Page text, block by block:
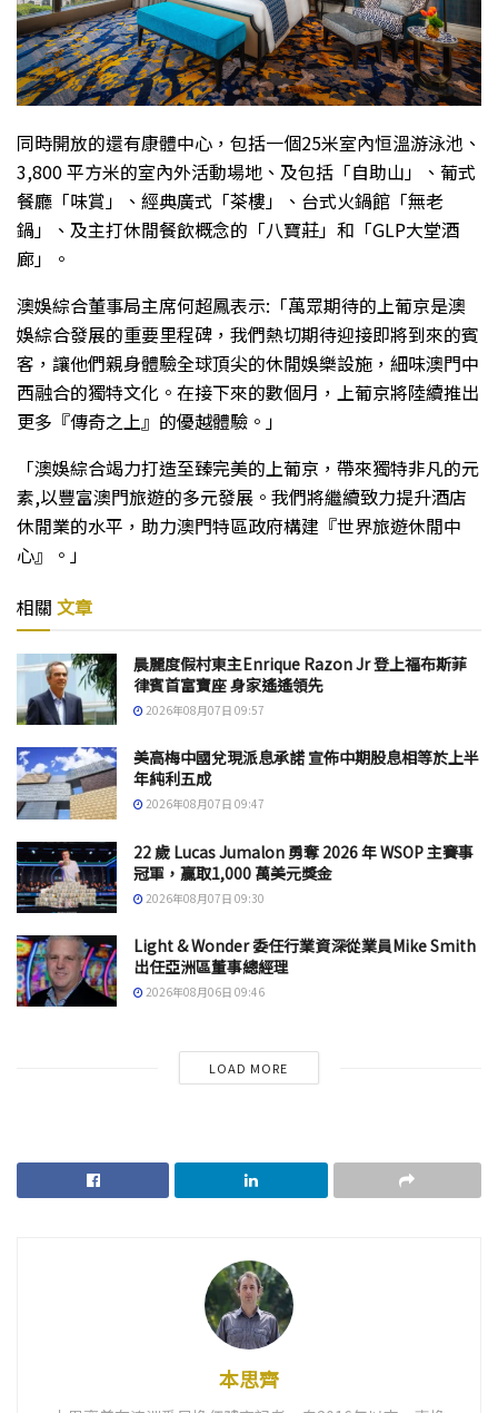
同時開放的還有康體中心，包括一個25米室內恒溫游泳池、
3,800 平方米的室內外活動場地、及包括「自助山」、葡式
餐廳「味賞」、經典廣式「茶樓」、台式火鍋館「無老
鍋」、及主打休閒餐飲概念的「八寶莊」和「GLP大堂酒
廊」。
澳娛綜合董事局主席何超鳳表示:「萬眾期待的上葡京是澳
娛綜合發展的重要里程碑，我們熱切期待迎接即將到來的賓
客，讓他們親身體驗全球頂尖的休閒娛樂設施，細味澳門中
西融合的獨特文化。在接下來的數個月，上葡京將陸續推出
更多『傳奇之上』的優越體驗。」
「澳娛綜合竭力打造至臻完美的上葡京，帶來獨特非凡的元
素,以豐富澳門旅遊的多元發展。我們將繼續致力提升酒店
休閒業的水平，助力澳門特區政府構建『世界旅遊休閒中
心』。」
相關 文章
晨麗度假村東主Enrique Razon Jr 登上福布斯菲
律賓首富寶座 身家遙遙領先
2026年08月07日 09:57
美高梅中國兌現派息承諾 宣佈中期股息相等於上半
年純利五成
2026年08月07日 09:47
22 歲 Lucas Jumalon 勇奪 2026 年 WSOP 主賽事
冠軍，贏取1,000 萬美元獎金
2026年08月07日 09:30
Light & Wonder 委任行業資深從業員Mike Smith
出任亞洲區董事總經理
2026年08月06日 09:46
LOAD MORE
本思齊